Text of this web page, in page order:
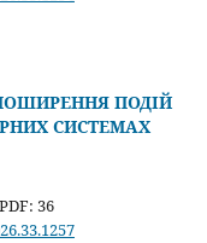
ПОДІЙ
СИСТЕМАХ
36